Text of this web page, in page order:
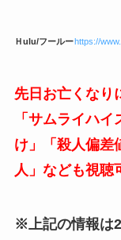
Ｈulu/フールーhttps://
先日お亡くなり
「サムライハ
け」「殺人偏差
人」なども視聴
※上記の情報は